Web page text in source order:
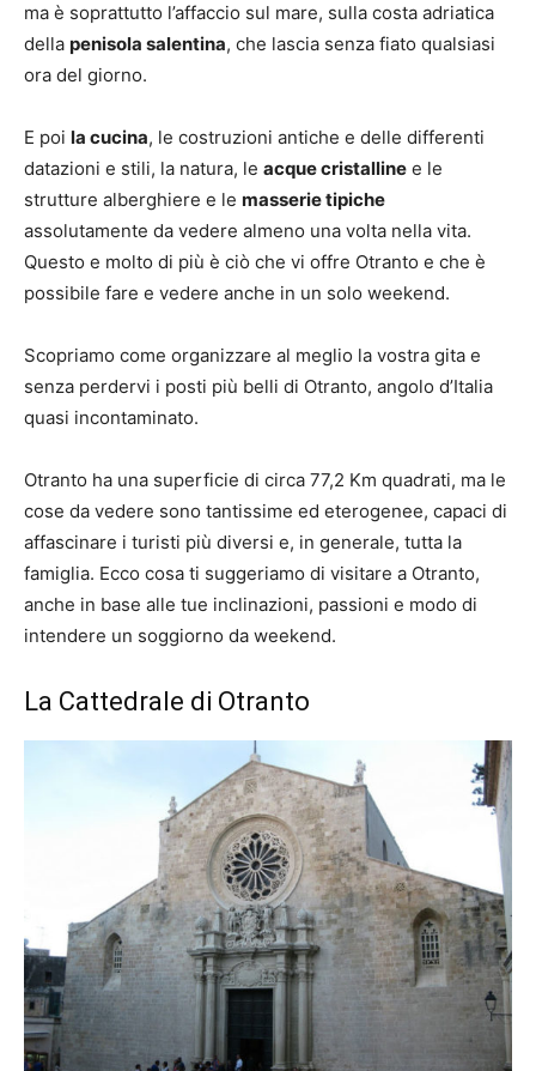
ma è soprattutto l’affaccio sul mare, sulla costa adriatica
della penisola salentina, che lascia senza fiato qualsiasi
ora del giorno.
E poi la cucina, le costruzioni antiche e delle differenti
datazioni e stili, la natura, le acque cristalline e le
strutture alberghiere e le masserie tipiche
assolutamente da vedere almeno una volta nella vita.
Questo e molto di più è ciò che vi offre Otranto e che è
possibile fare e vedere anche in un solo weekend.
Scopriamo come organizzare al meglio la vostra gita e
senza perdervi i posti più belli di Otranto, angolo d’Italia
quasi incontaminato.
Otranto ha una superficie di circa 77,2 Km quadrati, ma le
cose da vedere sono tantissime ed eterogenee, capaci di
affascinare i turisti più diversi e, in generale, tutta la
famiglia. Ecco cosa ti suggeriamo di visitare a Otranto,
anche in base alle tue inclinazioni, passioni e modo di
intendere un soggiorno da weekend.
La Cattedrale di Otranto